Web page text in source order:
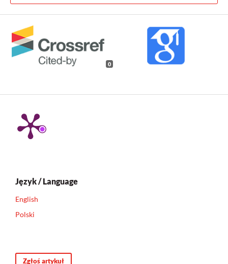
0
Język / Language
English
Polski
Zgłoś artykuł